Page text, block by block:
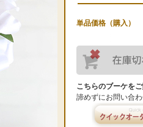
単品価格（購入）
こちらのブーケを
諦めずにお問い合わ